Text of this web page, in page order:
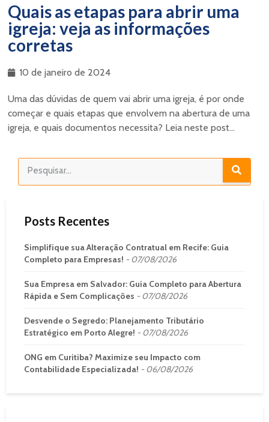
Quais as etapas para abrir uma
igreja: veja as informações
corretas
10 de janeiro de 2024
Uma das dúvidas de quem vai abrir uma igreja, é por onde
começar e quais etapas que envolvem na abertura de uma
igreja, e quais documentos necessita? Leia neste post...
Posts Recentes
Simplifique sua Alteração Contratual em Recife: Guia
Completo para Empresas!
07/08/2026
Sua Empresa em Salvador: Guia Completo para Abertura
Rápida e Sem Complicações
07/08/2026
Desvende o Segredo: Planejamento Tributário
Estratégico em Porto Alegre!
07/08/2026
ONG em Curitiba? Maximize seu Impacto com
Contabilidade Especializada!
06/08/2026